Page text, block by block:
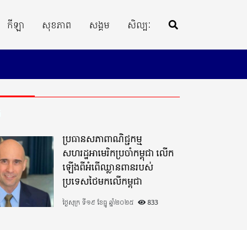
កីឡា សុខភាព សង្គម សិល្បៈ
ប្រធានសភាពាណិជ្ជកម្ម
សហរដ្ឋអាមេរិកប្រចាំកម្ពុជា លើក
ឡើងពីអំពើឈ្លានពានរបស់
ប្រទេសថៃមកលើកម្ពុជា
ថ្ងៃសុក្រ ទី១៩ ខែធ្នូ ឆ្នាំ២០២៥ 833